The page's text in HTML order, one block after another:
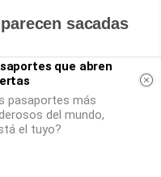
sacadas
que abren
pasaportes más
del mundo,
el tuyo?